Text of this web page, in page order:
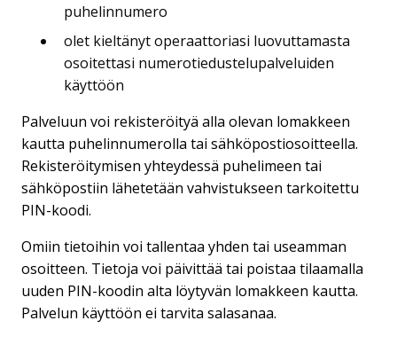
puhelinnumero
olet kieltänyt operaattoriasi luovuttamasta
osoitettasi numerotiedustelupalveluiden
käyttöön
Palveluun voi rekisteröityä alla olevan lomakkeen
kautta puhelinnumerolla tai sähköpostiosoitteella.
Rekisteröitymisen yhteydessä puhelimeen tai
sähköpostiin lähetetään vahvistukseen tarkoitettu
PIN-koodi.
Omiin tietoihin voi tallentaa yhden tai useamman
osoitteen. Tietoja voi päivittää tai poistaa tilaamalla
uuden PIN-koodin alta löytyvän lomakkeen kautta.
Palvelun käyttöön ei tarvita salasanaa.